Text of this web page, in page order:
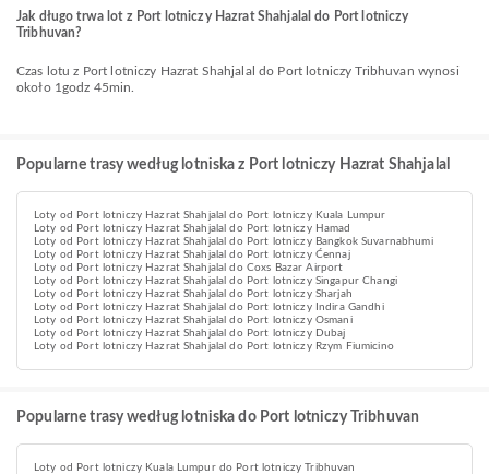
Jak długo trwa lot z Port lotniczy Hazrat Shahjalal do Port lotniczy
Tribhuvan?
Czas lotu z Port lotniczy Hazrat Shahjalal do Port lotniczy Tribhuvan wynosi
około 1godz 45min.
Popularne trasy według lotniska z Port lotniczy Hazrat Shahjalal
Loty od Port lotniczy Hazrat Shahjalal do Port lotniczy Kuala Lumpur
Loty od Port lotniczy Hazrat Shahjalal do Port lotniczy Hamad
Loty od Port lotniczy Hazrat Shahjalal do Port lotniczy Bangkok Suvarnabhumi
Loty od Port lotniczy Hazrat Shahjalal do Port lotniczy Ćennaj
Loty od Port lotniczy Hazrat Shahjalal do Coxs Bazar Airport
Loty od Port lotniczy Hazrat Shahjalal do Port lotniczy Singapur Changi
Loty od Port lotniczy Hazrat Shahjalal do Port lotniczy Sharjah
Loty od Port lotniczy Hazrat Shahjalal do Port lotniczy Indira Gandhi
Loty od Port lotniczy Hazrat Shahjalal do Port lotniczy Osmani
Loty od Port lotniczy Hazrat Shahjalal do Port lotniczy Dubaj
Loty od Port lotniczy Hazrat Shahjalal do Port lotniczy Rzym Fiumicino
Popularne trasy według lotniska do Port lotniczy Tribhuvan
Loty od Port lotniczy Kuala Lumpur do Port lotniczy Tribhuvan